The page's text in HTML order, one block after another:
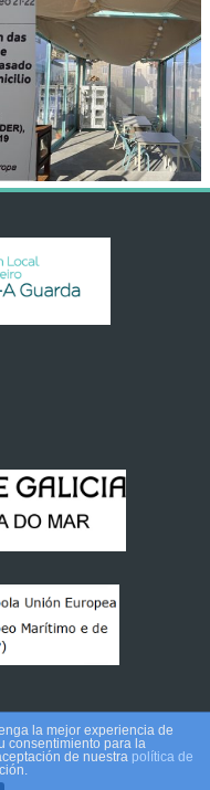
la mejor experiencia de
consentimiento para la
de nuestra política de